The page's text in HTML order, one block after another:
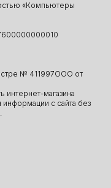
«Компьютеры
№ 411997ООО от
интернет-магазина
с сайта без